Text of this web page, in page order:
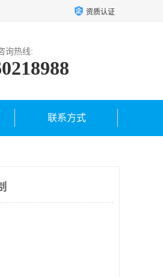
资质认证
询热线:
联系方式